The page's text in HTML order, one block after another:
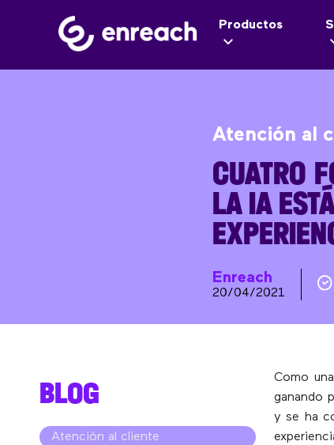
Productos
Atención al
CUATRO
LA IA
Enreach
20/04/2021
Como
ganando
y se ha
BLOG
Atención al cliente